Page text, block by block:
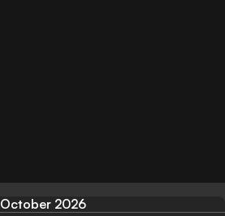
October 2026